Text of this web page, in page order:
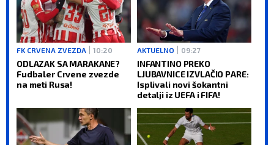
FK CRVENA ZVEZDA 10:20
ODLAZAK SA MARAKANE?
Fudbaler Crvene zvezde
na meti Rusa!
AKTUELNO 09:27
INFANTINO PREKO
LJUBAVNICE IZVLAČIO PARE:
Isplivali novi šokantni
detalji iz UEFA i FIFA!